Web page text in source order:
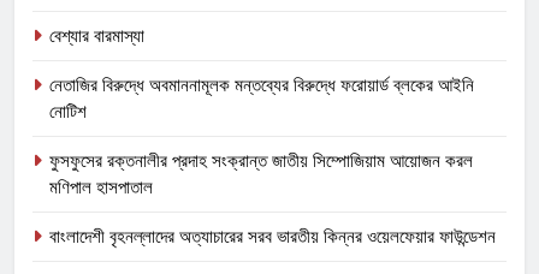
বেশ্যার বারমাস্যা
নেতাজির বিরুদ্ধে অবমাননামূলক মন্তব্যের বিরুদ্ধে ফরোয়ার্ড ব্লকের আইনি
নোটিশ
ফুসফুসের রক্তনালীর প্রদাহ সংক্রান্ত জাতীয় সিম্পোজিয়াম আয়োজন করল
মণিপাল হাসপাতাল
বাংলাদেশী বৃহনল্লাদের অত্যাচারের সরব ভারতীয় কিন্নর ওয়েলফেয়ার ফাউন্ডেশন